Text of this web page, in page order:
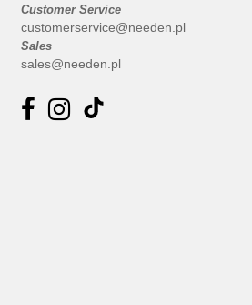
Customer Service
customerservice@needen.pl
Sales
sales@needen.pl